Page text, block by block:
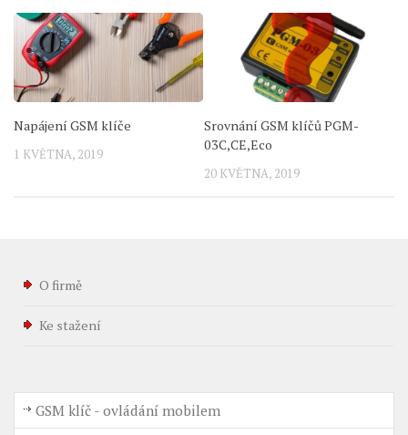
Napájení GSM klíče
1 KVĚTNA, 2019
Srovnání GSM klíčů PGM-
03C,CE,Eco
20 KVĚTNA, 2019
O firmě
Ke stažení
GSM klíč - ovládání mobilem